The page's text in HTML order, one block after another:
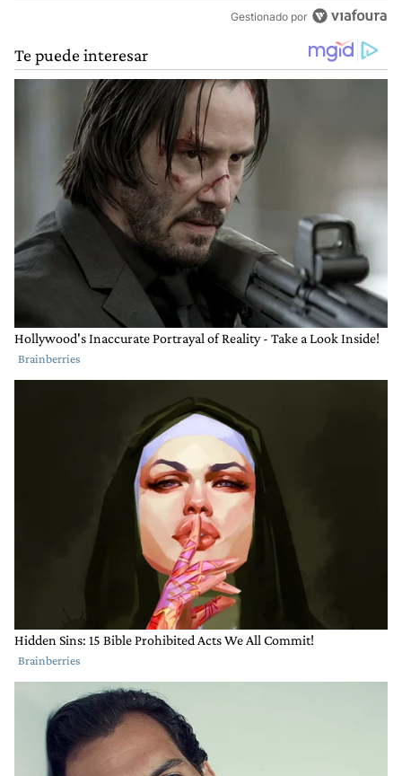
Gestionado por